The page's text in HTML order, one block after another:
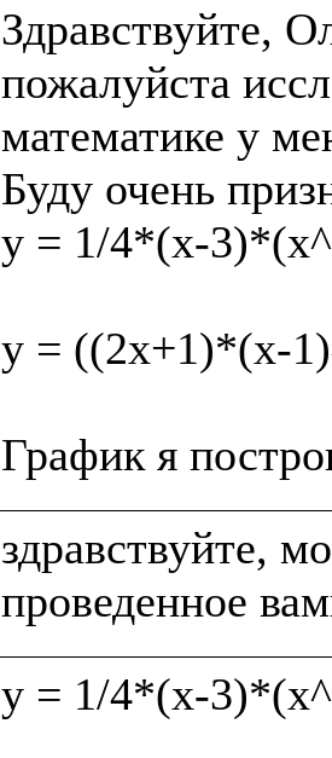
Здравствуйте,
пожалуйста
математике у
Буду очень
y = 1/4*(x-
y = ((2x+1)*(x-
здравствуйте,
y = 1/4*(x-